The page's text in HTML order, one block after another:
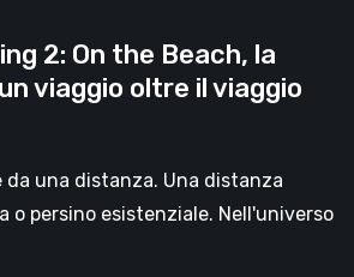
2: On the Beach, la
viaggio oltre il viaggio
da una distanza. Una distanza
o persino esistenziale. Nell'universo